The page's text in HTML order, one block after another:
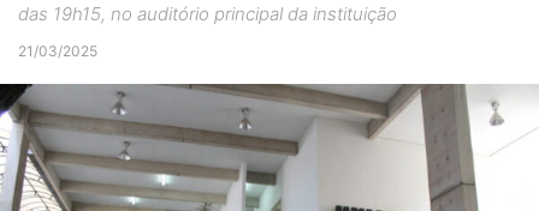
das 19h15, no auditório principal da instituição
21/03/2025